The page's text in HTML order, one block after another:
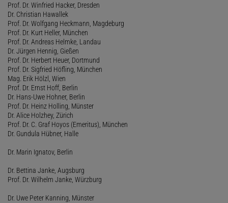
Prof. Dr. Winfried Hacker, Dresden
Dr. Christian Hawallek
Prof. Dr. Wolfgang Heckmann, Magdeburg
Prof. Dr. Kurt Heller, München
Prof. Dr. Andreas Helmke, Landau
Dr. Jürgen Hennig, Gießen
Prof. Dr. Herbert Heuer, Dortmund
Prof. Dr. Sigfried Höfling, München
Mag. Erik Hölzl, Wien
Prof. Dr. Ernst Hoff, Berlin
Dr. Hans-Uwe Hohner, Berlin
Prof. Dr. Heinz Holling, Münster
Dr. Alice Holzhey, Zürich
Prof. Dr. C. Graf Hoyos (Emeritus), München
Dr. Gundula Hübner, Halle
Dr. Marin Ignatov, Berlin
Dr. Bettina Janke, Augsburg
Prof. Dr. Wilhelm Janke, Würzburg
Dr. Uwe Peter Kanning, Münster